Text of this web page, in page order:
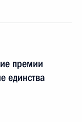
премии
единства